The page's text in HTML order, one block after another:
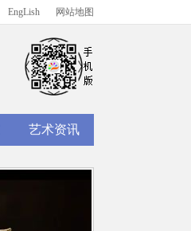
EngLish 网站地图
艺术资讯